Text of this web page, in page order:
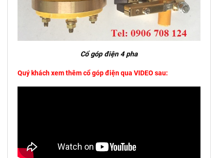
Cổ góp điện 4 pha
Quý khách xem thêm cổ góp điện qua VIDEO sau: